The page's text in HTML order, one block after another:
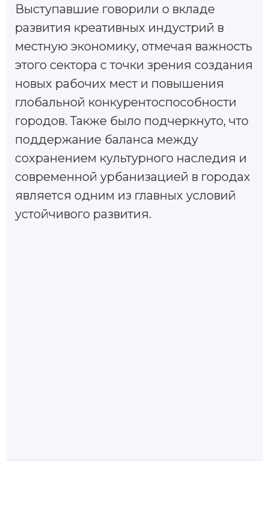
Выступавшие говорили о вкладе
развития креативных индустрий в
местную экономику, отмечая важность
этого сектора с точки зрения создания
новых рабочих мест и повышения
глобальной конкурентоспособности
городов. Также было подчеркнуто, что
поддержание баланса между
сохранением культурного наследия и
современной урбанизацией в городах
является одним из главных условий
устойчивого развития.